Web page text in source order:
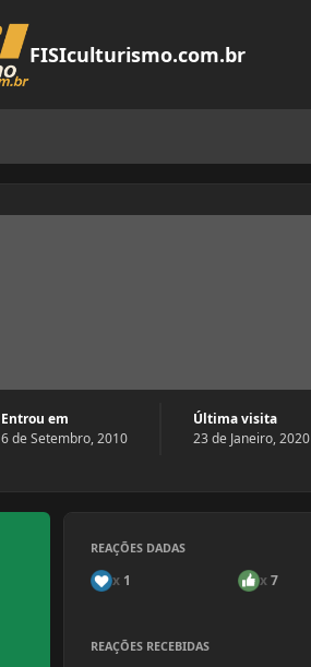
FISIculturismo.com.br
Entrou em
6 de Setembro, 2010
Última visita
23 de Janeiro, 2020
REAÇÕES DADAS
x 1 x7
REAÇÕES RECEBIDAS